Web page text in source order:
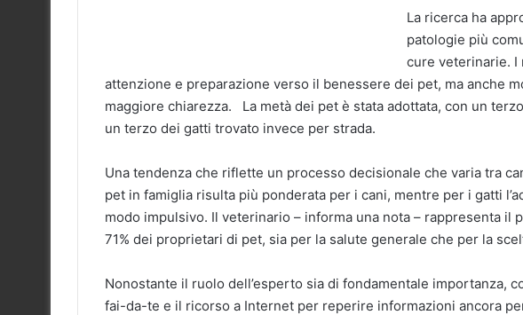
La ricerca ha
patologie più
cure veterinarie. I
attenzione e preparazione verso il benessere dei pet, ma anche
maggiore chiarezza. La metà dei pet è stata adottata, con un
un terzo dei gatti trovato invece per strada.
Una tendenza che riflette un processo decisionale che varia tra
pet in famiglia risulta più ponderata per i cani, mentre per i gatti
modo impulsivo. Il veterinario – informa una nota – rappresenta
71% dei proprietari di pet, sia per la salute generale che per la
Nonostante il ruolo dell’esperto sia di fondamentale importanza,
fai-da-te e il ricorso a Internet per reperire informazioni ancora